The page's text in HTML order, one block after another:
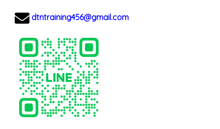
dtntraining456@gmail.com